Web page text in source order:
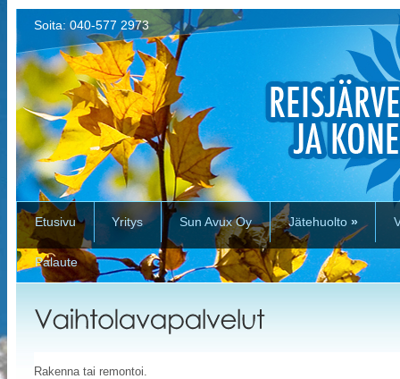
Soita: 040-577 2973
Etusivu Yritys Sun Avux Oy Jätehuolto »
Palaute
Rakenna tai remontoi.